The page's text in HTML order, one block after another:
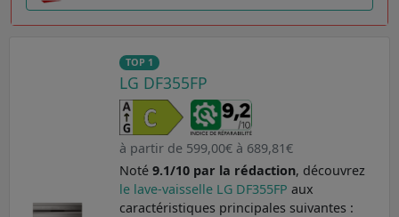
TOP 1
LG DF355FP
à partir de 599,00€ à 689,81€
Noté 9.1/10 par la rédaction, découvrez
le lave-vaisselle LG DF355FP aux
caractéristiques principales suivantes :